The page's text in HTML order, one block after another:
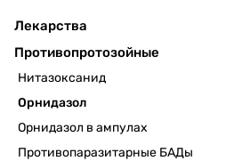
Лекарства
Противопротозойные
Нитазоксанид
Орнидазол
Орнидазол в ампулах
Противопаразитарные БАДы